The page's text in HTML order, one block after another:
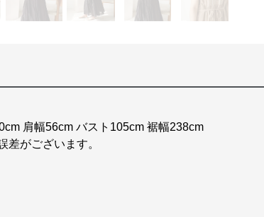
肩幅56cm バスト105cm 裾幅238cm
差がございます。